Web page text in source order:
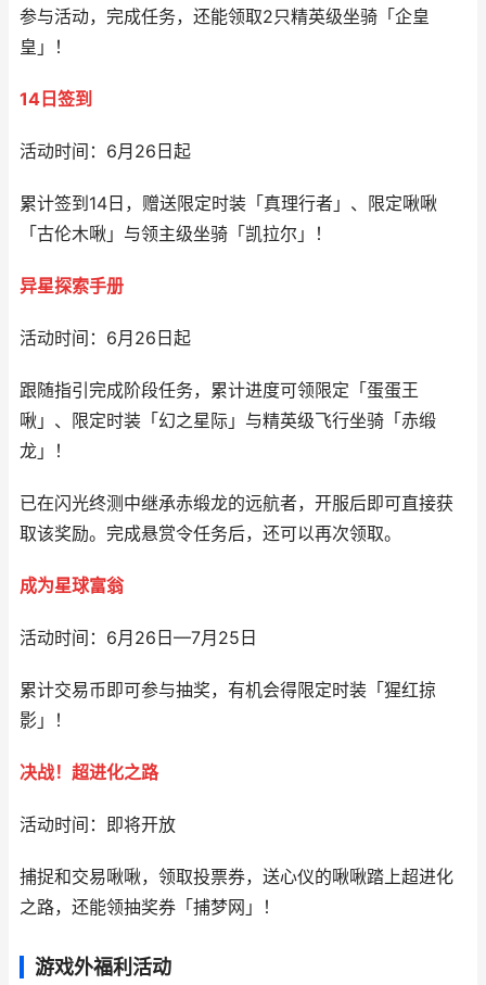
参与活动，完成任务，还能领取2只精英级坐骑「企皇
皇」！
14日签到
活动时间：6月26日起
累计签到14日，赠送限定时装「真理行者」、限定啾啾
「古伦木啾」与领主级坐骑「凯拉尔」！
异星探索手册
活动时间：6月26日起
跟随指引完成阶段任务，累计进度可领限定「蛋蛋王
啾」、限定时装「幻之星际」与精英级飞行坐骑「赤缎
龙」！
已在闪光终测中继承赤缎龙的远航者，开服后即可直接获
取该奖励。完成悬赏令任务后，还可以再次领取。
成为星球富翁
活动时间：6月26日—7月25日
累计交易币即可参与抽奖，有机会得限定时装「猩红掠
影」！
决战！超进化之路
活动时间：即将开放
捕捉和交易啾啾，领取投票券，送心仪的啾啾踏上超进化
之路，还能领抽奖券「捕梦网」！
游戏外福利活动